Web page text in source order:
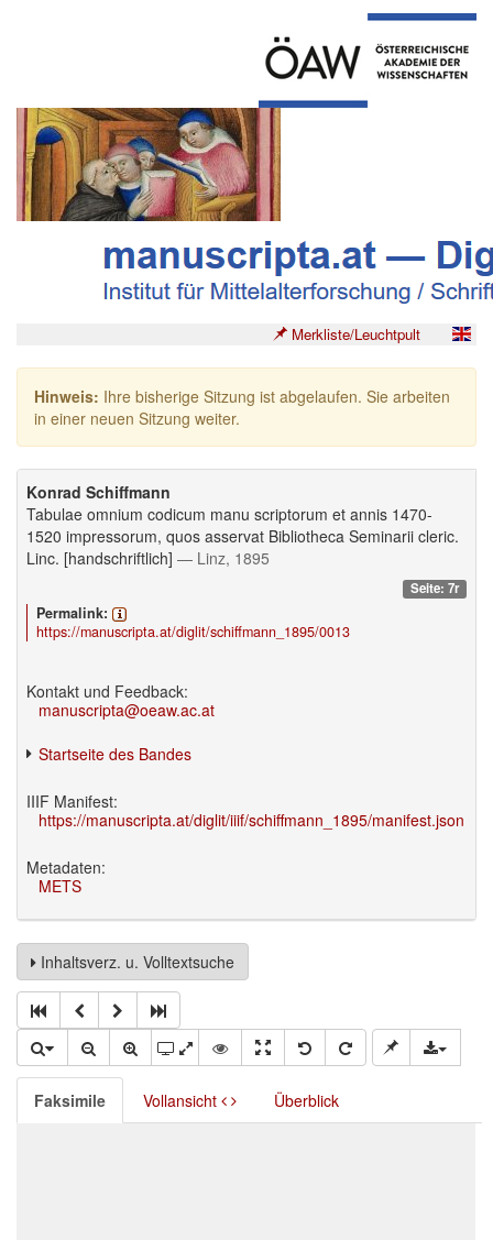
Merkliste/Leuchtpult
Hinweis: Ihre bisherige Sitzung ist abgelaufen. Sie arbeiten
in einer neuen Sitzung weiter.
Konrad Schiffmann
Tabulae omnium codicum manu scriptorum et annis 1470-
1520 impressorum, quos asservat Bibliotheca Seminarii cleric.
Linc. [handschriftlich] — Linz, 1895
Seite: 7r
Permalink:
https://manuscripta.at/diglit/schiffmann_1895/0013
Kontakt und Feedback:
manuscripta@oeaw.ac.at
Startseite des Bandes
IIIF Manifest:
https://manuscripta.at/diglit/iiif/schiffmann_1895/manifest.json
Metadaten:
METS
Inhaltsverz. u. Volltextsuche
Faksimile Vollansicht Überblick